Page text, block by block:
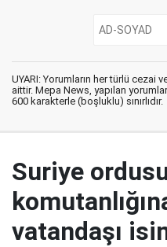
UYARI: Yorumların her türlü cezai
aittir. Mepa News, yapılan
600 karakterle (boşluklu) sınırlıdır.
Suriye
vatandaşı